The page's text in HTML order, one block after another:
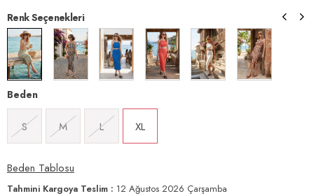
Renk Seçenekleri
Beden
S M L XL
Beden Tablosu
Tahmini Kargoya Teslim : 12 Ağustos 2026 Çarşamba